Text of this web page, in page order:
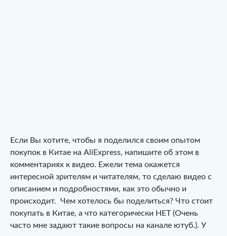
Если Вы хотите, чтобы я поделился своим опытом
покупок в Китае на AliExpress, напишите об этом в
комментариях к видео. Ежели тема окажется
интересной зрителям и читателям, то сделаю видео с
описанием и подробностями, как это обычно и
происходит. Чем хотелось бы поделиться? Что стоит
покупать в Китае, а что категорически НЕТ (Очень
часто мне задают такие вопросы на канале ютуб.). У